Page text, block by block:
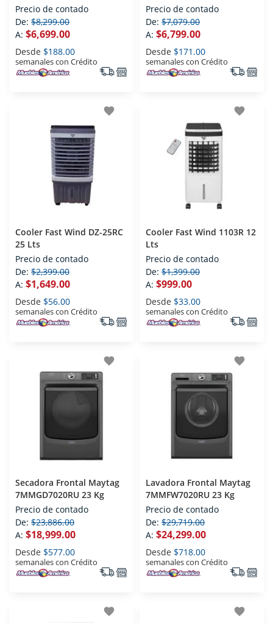
Quemadores
Precio de contado
De: $8,299.00
A: $6,699.00
Desde $188.00
semanales con Crédito
Quemadores
Precio de contado
De: $7,079.00
A: $6,799.00
Desde $171.00
semanales con Crédito
favorite
Cooler Fast Wind DZ-25RC
25 Lts
Precio de contado
De: $2,399.00
A: $1,649.00
Desde $56.00
semanales con Crédito
favorite
Cooler Fast Wind 1103R 12
Lts
Precio de contado
De: $1,399.00
A: $999.00
Desde $33.00
semanales con Crédito
favorite
Secadora Frontal Maytag
7MMGD7020RU 23 Kg
Precio de contado
De: $23,886.00
A: $18,999.00
Desde $577.00
semanales con Crédito
favorite
Lavadora Frontal Maytag
7MMFW7020RU 23 Kg
Precio de contado
De: $29,719.00
A: $24,299.00
Desde $718.00
semanales con Crédito
favorite favorite